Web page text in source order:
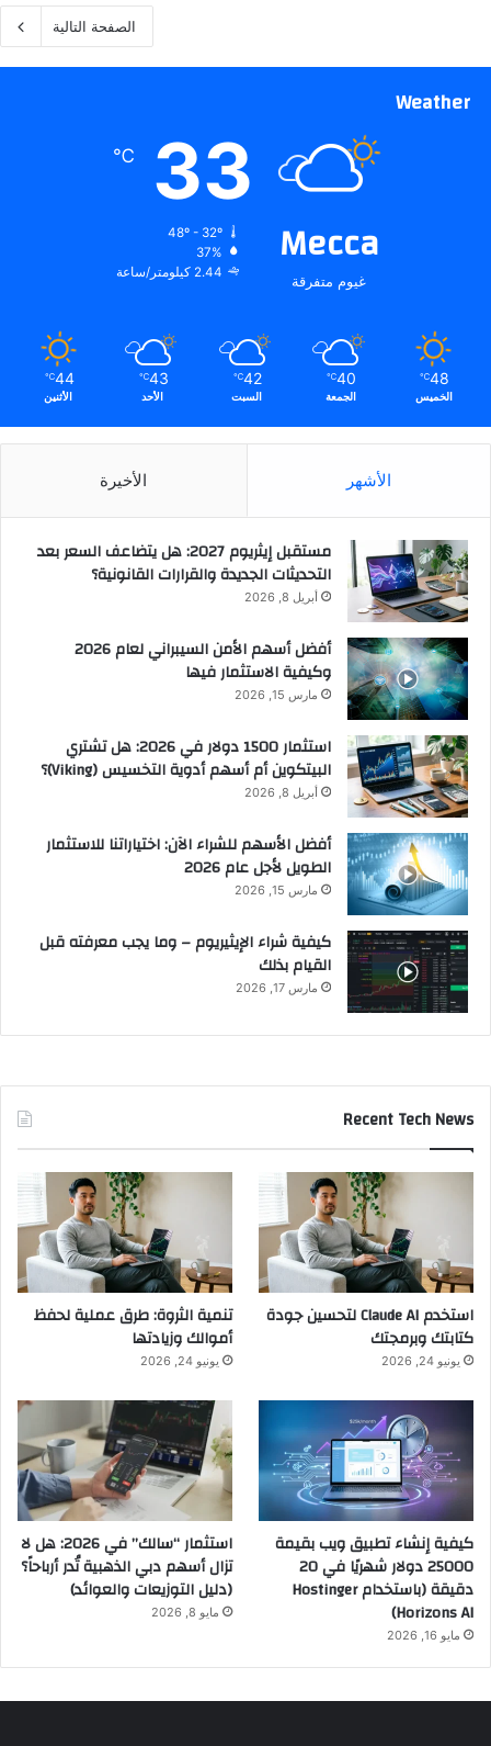
الصفحة التالية
Weather
Mecca
غيوم متفرقة
33
℃
48º - 32º
37%
2.44 كيلومتر/ساعة
48
℃
الخميس
40
℃
الجمعة
42
℃
السبت
43
℃
الأحد
44
℃
الأثنين
الأشهر الأخيرة
مستقبل إيثريوم 2027: هل يتضاعف السعر بعد
التحديثات الجديدة والقرارات القانونية؟
أبريل 8, 2026
أفضل أسهم الأمن السيبراني لعام 2026
وكيفية الاستثمار فيها
مارس 15, 2026
استثمار 1500 دولار في 2026: هل تشتري
البيتكوين أم أسهم أدوية التخسيس (Viking)؟
أبريل 8, 2026
أفضل الأسهم للشراء الآن: اختياراتنا للاستثمار
الطويل لأجل عام 2026
مارس 15, 2026
كيفية شراء الإيثيريوم – وما يجب معرفته قبل
القيام بذلك
مارس 17, 2026
Recent Tech News
استخدم Claude AI لتحسين جودة
كتابتك وبرمجتك
يونيو 24, 2026
تنمية الثروة: طرق عملية لحفظ
أموالك وزيادتها
يونيو 24, 2026
كيفية إنشاء تطبيق ويب بقيمة
25000 دولار شهريًا في 20
دقيقة (باستخدام Hostinger
Horizons AI)
مايو 16, 2026
استثمار “سالك” في 2026: هل لا
تزال أسهم دبي الذهبية تُدر أرباحاً؟
(دليل التوزيعات والعوائد)
مايو 8, 2026